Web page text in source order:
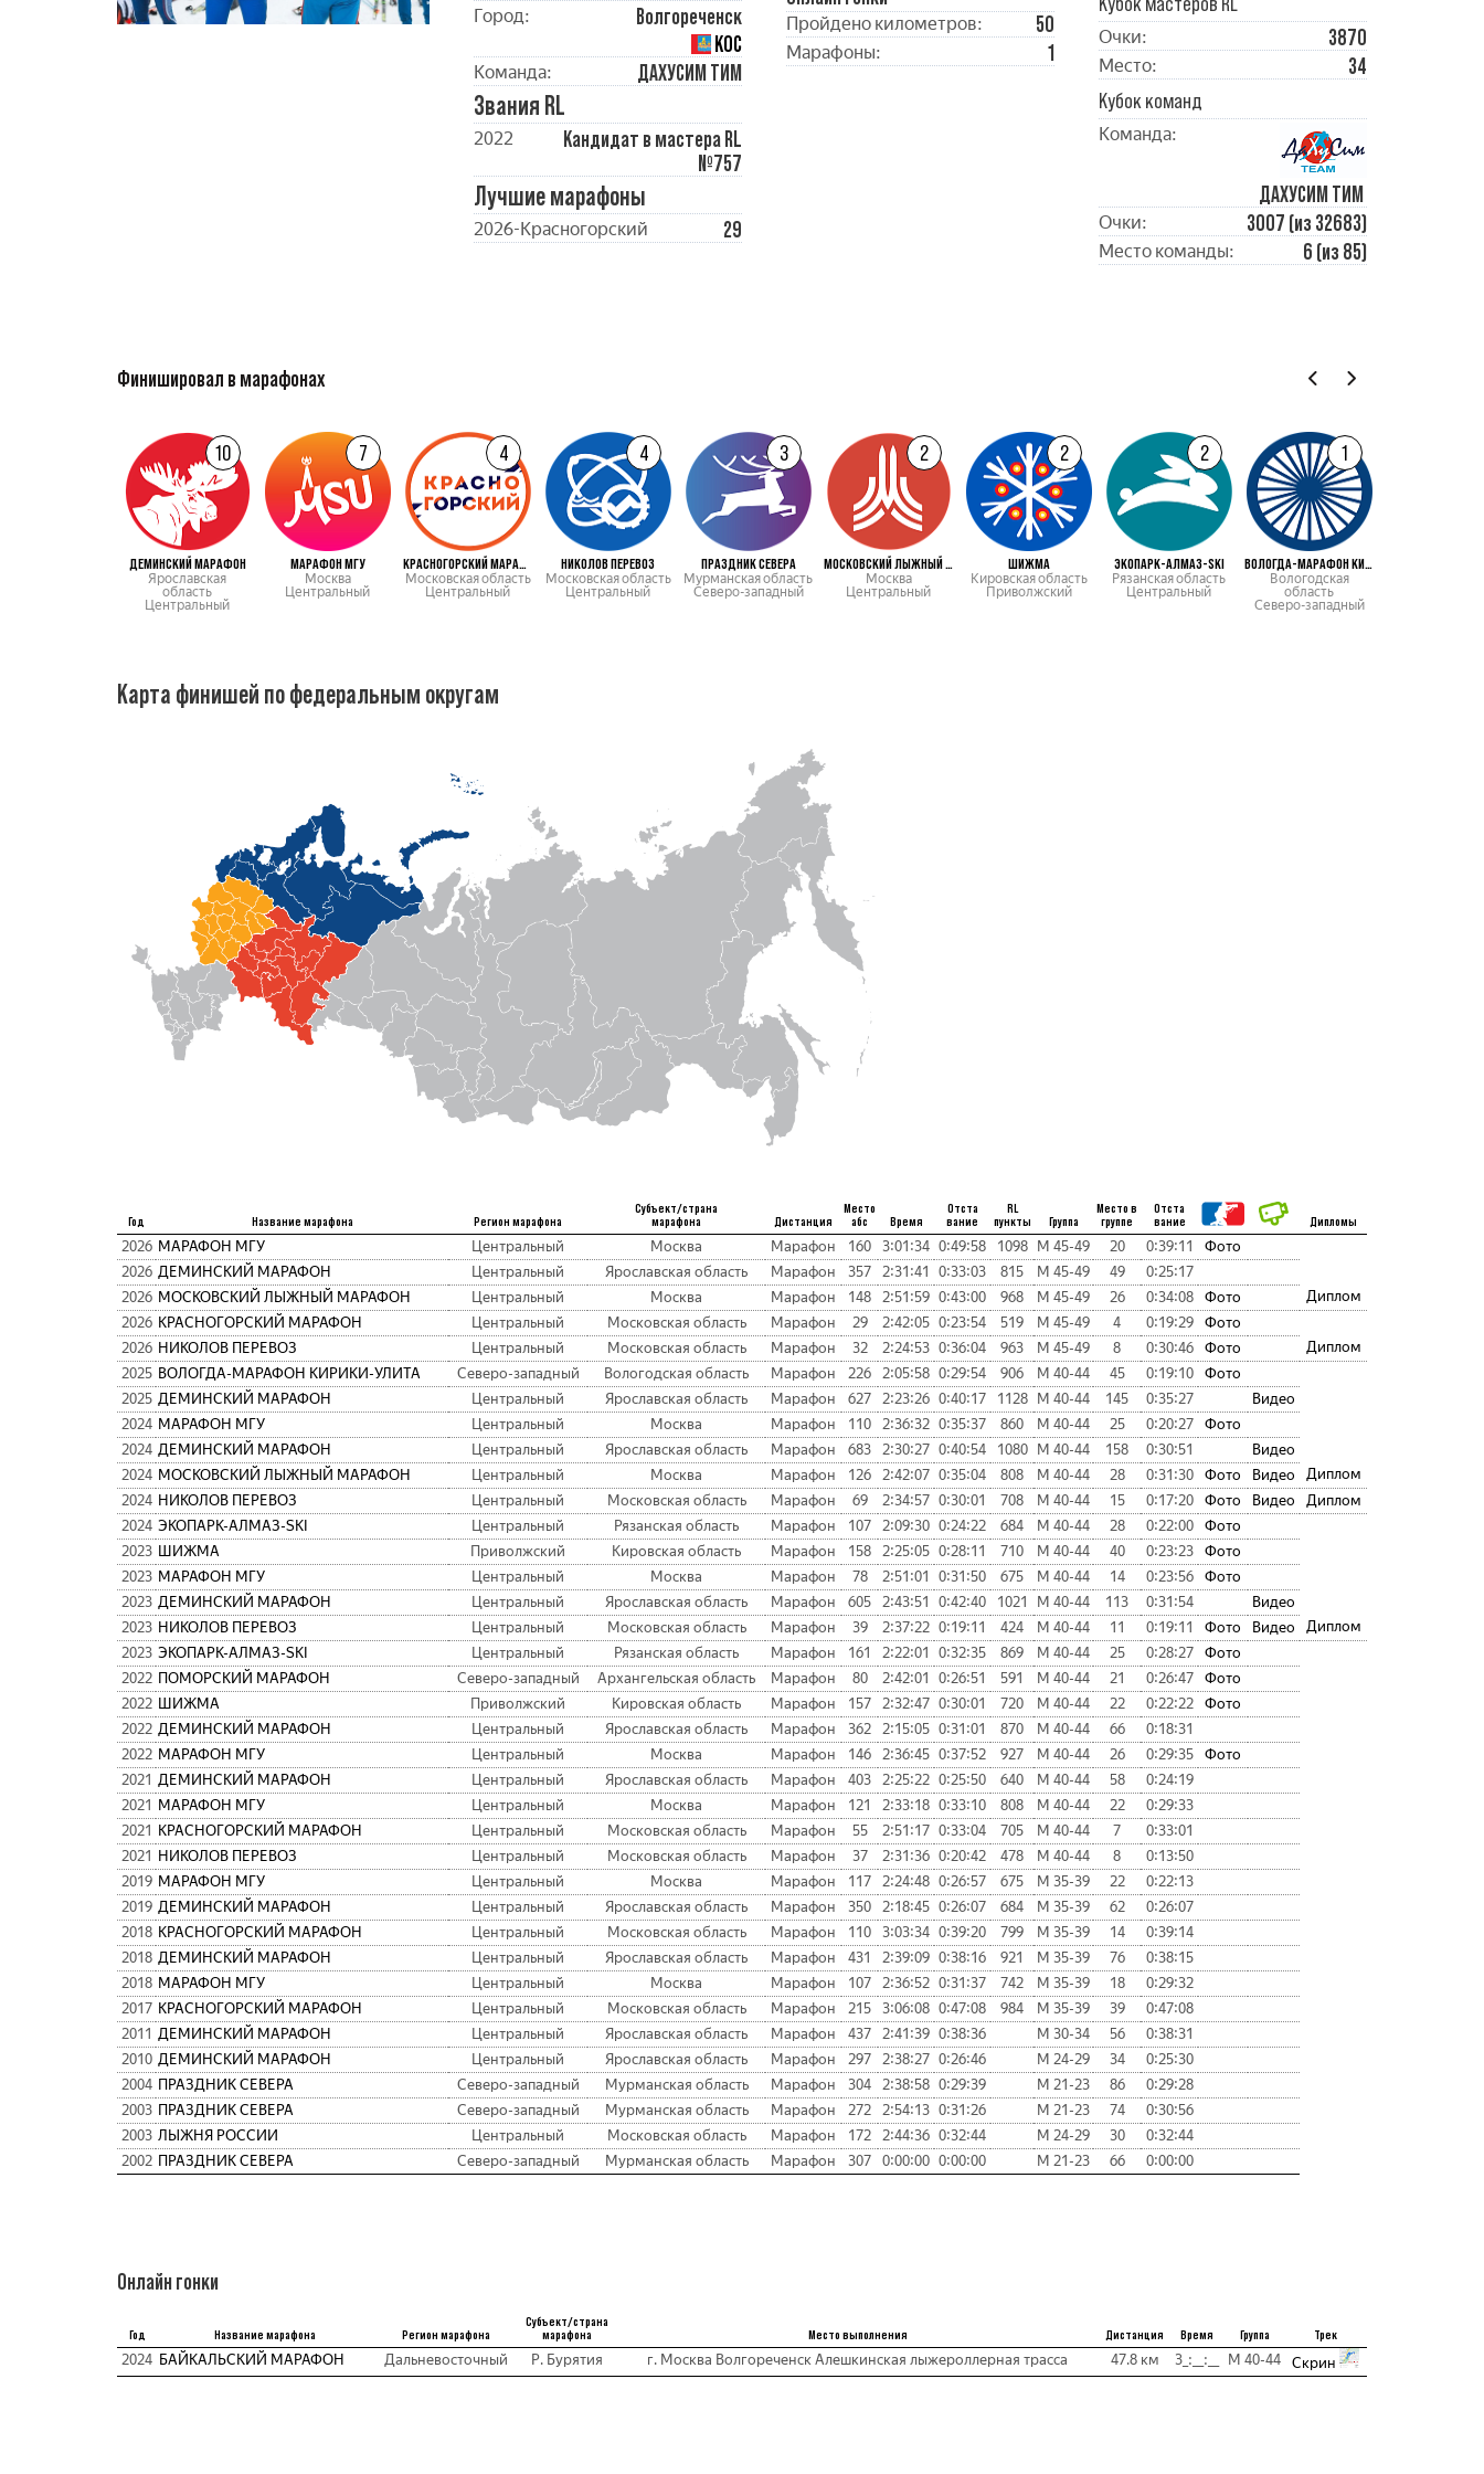
Город:
Волгореченск
КОС
Команда: ДАХУСИМ ТИМ
Звания RL
2022
Кандидат в мастера RL
№757
Лучшие марафоны
2026-Красногорский 29
Пройдено километров: 50
Марафоны: 1
Очки: 3870
Место:
34
Кубок команд
Команда:
ДАХУСИМ ТИМ
Очки: 3007 (из 32683)
Место команды: 6 (из 85)
Финишировал в марафонах
10
ДЕМИНСКИЙ МАРАФОН
Ярославская
область
Центральный
7
МАРАФОН МГУ
Москва
Центральный
4
КРАСНОГОРСКИЙ МАРАФОН
Московская область
Центральный
4
НИКОЛОВ ПЕРЕВОЗ
Московская область
Центральный
3
ПРАЗДНИК СЕВЕРА
Мурманская область
Северо-западный
2
МОСКОВСКИЙ ЛЫЖНЫЙ МАРАФОН
Москва
Центральный
2
ШИЖМА
Кировская область
Приволжский
2
ЭКОПАРК-АЛМАЗ-SKI
Рязанская область
Центральный
1
ВОЛОГДА-МАРАФОН КИРИКИ-УЛИТА
Вологодская
область
Северо-западный
Карта финишей по федеральным округам
Год Название марафона Регион марафона
Субъект/страна
марафона
Дистанция
Место
абс
Время
Отста
вание
RL
пункты
Группа
Место в
группе
Отста
вание
Дипломы
2026 МАРАФОН МГУ Центральный Москва Марафон 160 3:01:34 0:49:58 1098 М 45-49 20 0:39:11
Фото
2026 ДЕМИНСКИЙ МАРАФОН Центральный Ярославская область Марафон 357 2:31:41 0:33:03 815 М 45-49 49
0:25:17
2026 МОСКОВСКИЙ ЛЫЖНЫЙ МАРАФОН Центральный Москва Марафон 148 2:51:59 0:43:00 968 М 45-49 26 0:34:08 Фото
Диплом
2026 КРАСНОГОРСКИЙ МАРАФОН Центральный Московская область Марафон 29 2:42:05 0:23:54 519 М 45-49 4 0:19:29
Фото
2026 НИКОЛОВ ПЕРЕВОЗ Центральный Московская область Марафон 32 2:24:53 0:36:04 963 М 45-49 8 0:30:46 Фото
Диплом
2025 ВОЛОГДА-МАРАФОН КИРИКИ-УЛИТА Северо-западный Вологодская область Марафон 226 2:05:58 0:29:54 906 М 40-44 45 0:19:10
Фото
2025 ДЕМИНСКИЙ МАРАФОН Центральный Ярославская область Марафон 627 2:23:26 0:40:17 1128 М 40-44 145 0:35:27
Видео
2024 МАРАФОН МГУ Центральный Москва Марафон 110 2:36:32 0:35:37 860 М 40-44 25 0:20:27
Фото
2024 ДЕМИНСКИЙ МАРАФОН Центральный Ярославская область Марафон 683 2:30:27 0:40:54 1080 М 40-44 158 0:30:51
Видео
2024 МОСКОВСКИЙ ЛЫЖНЫЙ МАРАФОН Центральный Москва Марафон 126 2:42:07 0:35:04 808 М 40-44 28 0:31:30 Фото Видео
Диплом
2024 НИКОЛОВ ПЕРЕВОЗ Центральный Московская область Марафон 69 2:34:57 0:30:01 708 М 40-44 15 0:17:20 Фото Видео
Диплом
2024 ЭКОПАРК-АЛМАЗ-SKI Центральный Рязанская область Марафон 107 2:09:30 0:24:22 684 М 40-44 28 0:22:00
Фото
2023 ШИЖМА Приволжский Кировская область Марафон 158 2:25:05 0:28:11 710 М 40-44 40 0:23:23
Фото
2023 МАРАФОН МГУ Центральный Москва Марафон 78 2:51:01 0:31:50 675 М 40-44 14 0:23:56
Фото
2023 ДЕМИНСКИЙ МАРАФОН Центральный Ярославская область Марафон 605 2:43:51 0:42:40 1021 М 40-44 113 0:31:54
Видео
2023 НИКОЛОВ ПЕРЕВОЗ Центральный Московская область Марафон 39 2:37:22 0:19:11 424 М 40-44 11 0:19:11 Фото Видео
Диплом
2023 ЭКОПАРК-АЛМАЗ-SKI Центральный Рязанская область Марафон 161 2:22:01 0:32:35 869 М 40-44 25 0:28:27
Фото
2022 ПОМОРСКИЙ МАРАФОН Северо-западный Архангельская область Марафон 80 2:42:01 0:26:51 591 М 40-44 21 0:26:47
Фото
2022 ШИЖМА Приволжский Кировская область Марафон 157 2:32:47 0:30:01 720 М 40-44 22 0:22:22
Фото
2022 ДЕМИНСКИЙ МАРАФОН Центральный Ярославская область Марафон 362 2:15:05 0:31:01 870 М 40-44 66
0:18:31
2022 МАРАФОН МГУ Центральный Москва Марафон 146 2:36:45 0:37:52 927 М 40-44 26 0:29:35
Фото
2021 ДЕМИНСКИЙ МАРАФОН Центральный Ярославская область Марафон 403 2:25:22 0:25:50 640 М 40-44 58
0:24:19
2021
МАРАФОН МГУ Центральный Москва Марафон 121 2:33:18 0:33:10 808 М 40-44 22
0:29:33
2021
КРАСНОГОРСКИЙ МАРАФОН Центральный Московская область Марафон 55 2:51:17 0:33:04 705 М 40-44 7
0:33:01
2021
НИКОЛОВ ПЕРЕВОЗ Центральный Московская область Марафон 37 2:31:36 0:20:42 478 М 40-44 8
0:13:50
2019 МАРАФОН МГУ Центральный Москва Марафон 117 2:24:48 0:26:57 675 М 35-39 22
0:22:13
2019 ДЕМИНСКИЙ МАРАФОН Центральный Ярославская область Марафон 350 2:18:45 0:26:07 684 М 35-39 62
0:26:07
2018 КРАСНОГОРСКИЙ МАРАФОН Центральный Московская область Марафон 110 3:03:34 0:39:20 799 М 35-39 14
0:39:14
2018 ДЕМИНСКИЙ МАРАФОН Центральный Ярославская область Марафон 431 2:39:09 0:38:16 921 М 35-39 76
0:38:15
2018 МАРАФОН МГУ Центральный Москва Марафон 107 2:36:52 0:31:37 742 М 35-39 18
0:29:32
2017 КРАСНОГОРСКИЙ МАРАФОН Центральный Московская область Марафон 215 3:06:08 0:47:08 984 М 35-39 39
0:47:08
2011 ДЕМИНСКИЙ МАРАФОН Центральный Ярославская область Марафон 437 2:41:39 0:38:36 М 30-34 56
0:38:31
2010 ДЕМИНСКИЙ МАРАФОН Центральный Ярославская область Марафон 297 2:38:27 0:26:46 М 24-29 34
0:25:30
2004 ПРАЗДНИК СЕВЕРА Северо-западный Мурманская область Марафон 304 2:38:58 0:29:39 М 21-23 86
0:29:28
2003 ПРАЗДНИК СЕВЕРА Северо-западный Мурманская область Марафон 272 2:54:13 0:31:26 М 21-23 74
0:30:56
2003 ЛЫЖНЯ РОССИИ Центральный Московская область Марафон 172 2:44:36 0:32:44 М 24-29 30
0:32:44
2002 ПРАЗДНИК СЕВЕРА Северо-западный Мурманская область Марафон 307 0:00:00 0:00:00 М 21-23 66 0:00:00
Онлайн гонки
Год Название марафона Регион марафона
Субъект/страна
марафона
Место выполнения Дистанция Время Группа Трек
2024 БАЙКАЛЬСКИЙ МАРАФОН Дальневосточный Р. Бурятия г. Москва Волгореченск Алешкинская лыжероллерная трасса 47.8 км 3_:__:__ М 40-44 Скрин